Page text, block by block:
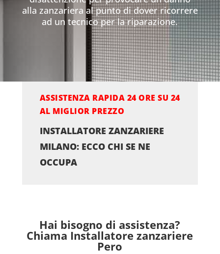
alla zanzariera al punto di dover ricorrere
ad un tecnico per la riparazione.
ASSISTENZA RAPIDA 24 ORE SU 24
AL MIGLIOR PREZZO
INSTALLATORE ZANZARIERE
MILANO: ECCO CHI SE NE
OCCUPA
Hai bisogno di assistenza?
Chiama Installatore zanzariere
Pero